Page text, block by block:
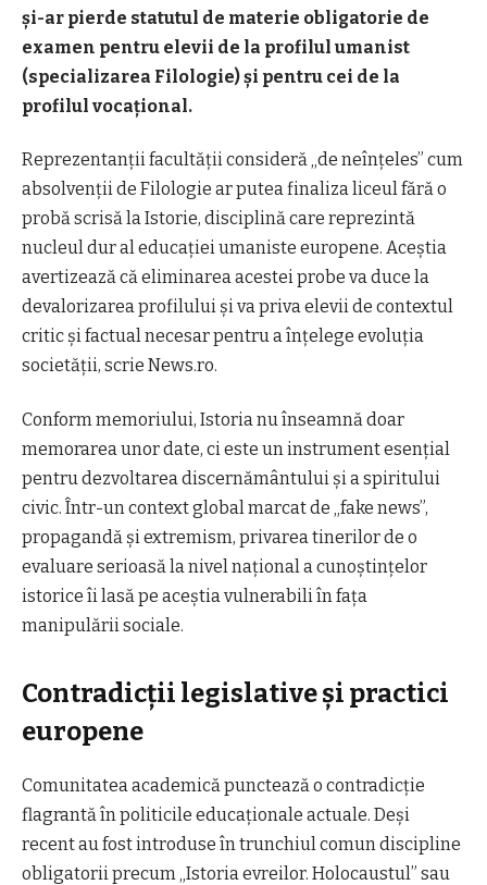
şi-ar pierde statutul de materie obligatorie de
examen pentru elevii de la profilul umanist
(specializarea Filologie) şi pentru cei de la
profilul vocaţional.
Reprezentanţii facultăţii consideră „de neînţeles” cum
absolvenţii de Filologie ar putea finaliza liceul fără o
probă scrisă la Istorie, disciplină care reprezintă
nucleul dur al educaţiei umaniste europene. Aceştia
avertizează că eliminarea acestei probe va duce la
devalorizarea profilului şi va priva elevii de contextul
critic şi factual necesar pentru a înţelege evoluţia
societăţii, scrie News.ro.
Conform memoriului, Istoria nu înseamnă doar
memorarea unor date, ci este un instrument esenţial
pentru dezvoltarea discernământului şi a spiritului
civic. Într-un context global marcat de „fake news”,
propagandă şi extremism, privarea tinerilor de o
evaluare serioasă la nivel naţional a cunoştinţelor
istorice îi lasă pe aceştia vulnerabili în faţa
manipulării sociale.
Contradicţii legislative şi practici
europene
Comunitatea academică punctează o contradicţie
flagrantă în politicile educaţionale actuale. Deşi
recent au fost introduse în trunchiul comun discipline
obligatorii precum „Istoria evreilor. Holocaustul” sau